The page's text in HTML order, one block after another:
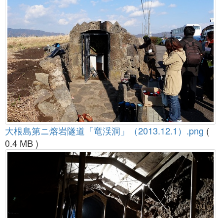
大根島第ニ熔岩隧道「竜渓洞」（2013.12.1）.png (
0.4 MB )